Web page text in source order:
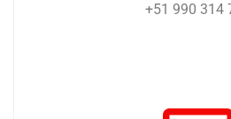
+51 990 314